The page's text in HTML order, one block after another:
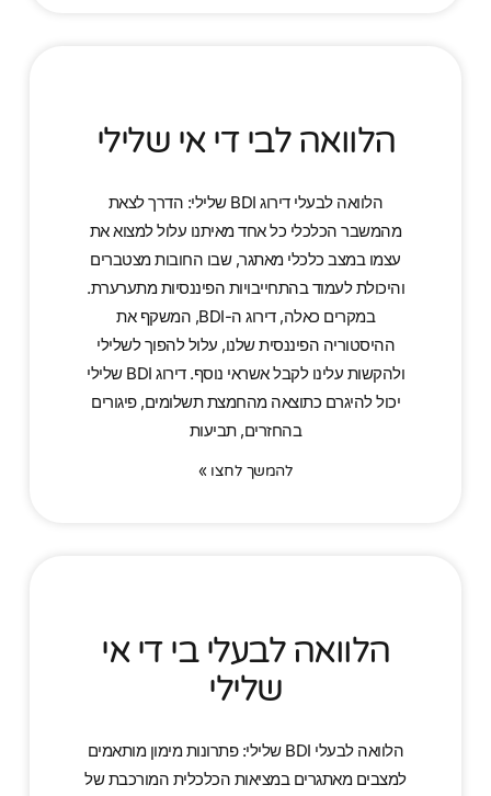
הלוואה לבי די אי שלילי
הלוואה לבעלי דירוג BDI שלילי: הדרך לצאת
מהמשבר הכלכלי כל אחד מאיתנו עלול למצוא את
עצמו במצב כלכלי מאתגר, שבו החובות מצטברים
והיכולת לעמוד בהתחייבויות הפיננסיות מתערערת.
במקרים כאלה, דירוג ה-BDI, המשקף את
ההיסטוריה הפיננסית שלנו, עלול להפוך לשלילי
ולהקשות עלינו לקבל אשראי נוסף. דירוג BDI שלילי
יכול להיגרם כתוצאה מהחמצת תשלומים, פיגורים
בהחזרים, תביעות
להמשך לחצו »
הלוואה לבעלי בי די אי
שלילי
הלוואה לבעלי BDI שלילי: פתרונות מימון מותאמים
למצבים מאתגרים במציאות הכלכלית המורכבת של